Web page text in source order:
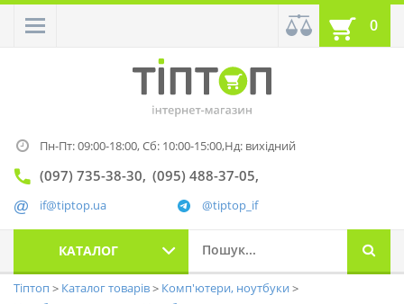
0
Пн-Пт: 09:00-18:00,Сб: 10:00-15:00,Нд: вихідний
(097) 735-38-30 (095) 488-37-05
@tiptop_if
if@tiptop.ua
КАТАЛОГ
Тіптоп Каталог товарів
Комп'ютери, ноутбуки